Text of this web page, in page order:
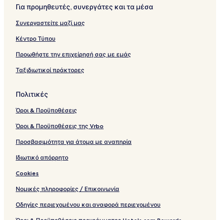
C
n
t
r
e
Για προμηθευτές, συνεργάτες και τα μέσα
Συνεργαστείτε μαζί μας
Κέντρο Τύπου
Προωθήστε την επιχείρησή σας με εμάς
Ταξιδιωτικοί πράκτορες
Πολιτικές
Όροι & Προϋποθέσεις
Όροι & Προϋποθέσεις της Vrbo
Προσβασιμότητα για άτομα με αναπηρία
Ιδιωτικό απόρρητο
Cookies
Νομικές πληροφορίες / Επικοινωνία
Οδηγίες περιεχομένου και αναφορά περιεχομένου